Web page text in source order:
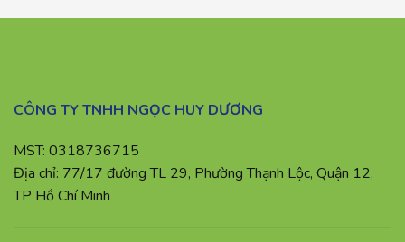
CÔNG TY TNHH NGỌC HUY DƯƠNG
MST: 0318736715
Địa chỉ: 77/17 đường TL 29, Phường Thạnh Lộc, Quận 12,
TP Hồ Chí Minh